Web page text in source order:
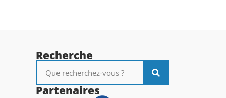
Recherche
Partenaires